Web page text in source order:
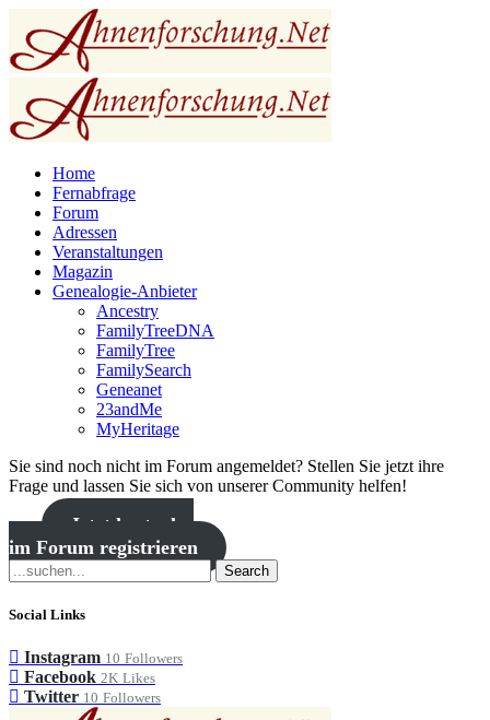
Home
Fernabfrage
Forum
Adressen
Veranstaltungen
Magazin
Genealogie-Anbieter
Ancestry
FamilyTreeDNA
FamilyTree
FamilySearch
Geneanet
23andMe
MyHeritage
Sie sind noch nicht im Forum angemeldet? Stellen Sie jetzt ihre
Frage und lassen Sie sich von unserer Community helfen!
Jetzt kostenlos
im Forum registrieren
Search
Social Links
Instagram 10 Followers
Facebook 2K Likes
Twitter 10 Followers